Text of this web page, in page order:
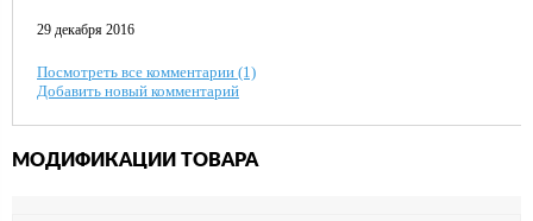
29 декабря 2016
Посмотреть все комментарии (1)
Добавить новый комментарий
МОДИФИКАЦИИ ТОВАРА